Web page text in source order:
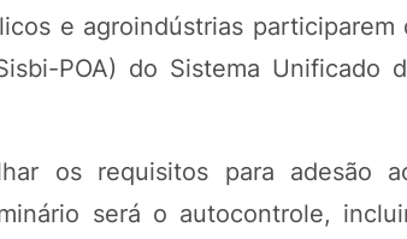
e agroindústrias
POA) do Sistema Unificado
os requisitos para adesão
será o autocontrole,